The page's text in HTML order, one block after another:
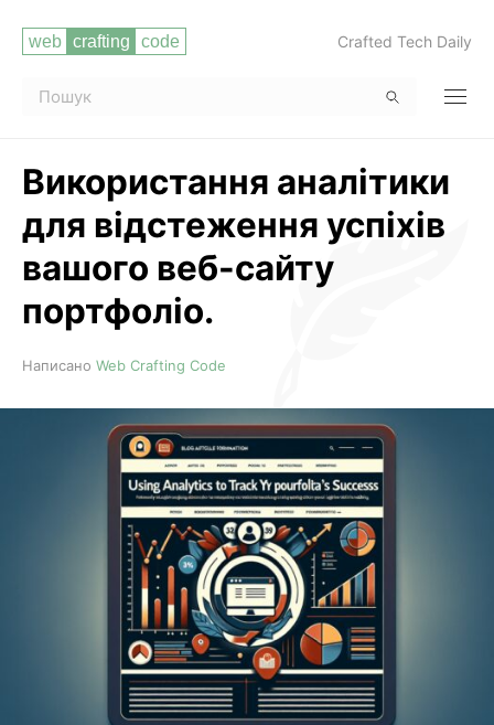
Crafted Tech Daily
Використання аналітики
для відстеження успіхів
вашого веб-сайту
портфоліо.Читати повністю
Написано Web Crafting Code